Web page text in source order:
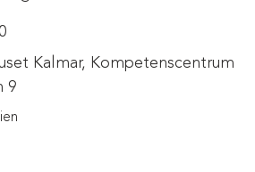
Kalmar, Kompetenscentrum
9